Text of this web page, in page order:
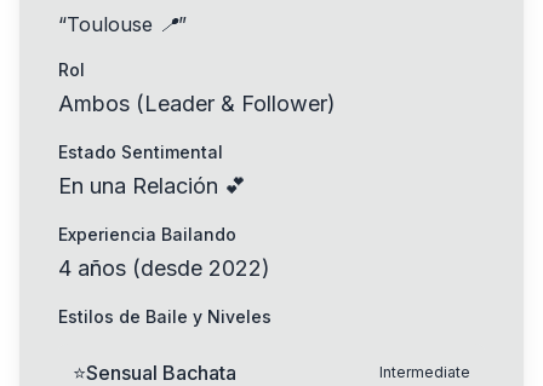
“Toulouse 📍”
Rol
Ambos (Leader & Follower)
Estado Sentimental
En una Relación 💕
Experiencia Bailando
4 años (desde 2022)
Estilos de Baile y Niveles
⭐Sensual Bachata Intermediate